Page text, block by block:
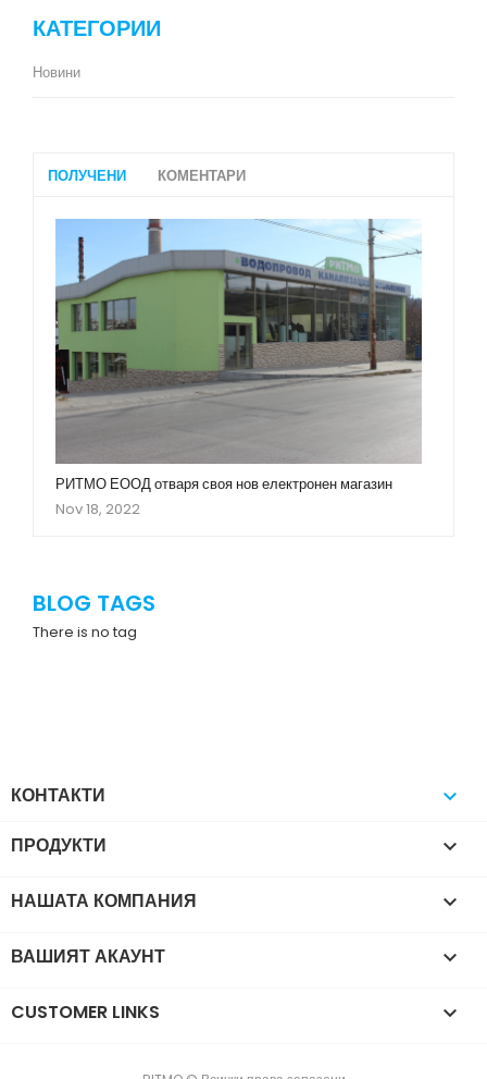
КАТЕГОРИИ
Новини
ПОЛУЧЕНИ КОМЕНТАРИ
РИТМО ЕООД отваря своя нов електронен магазин
Nov 18, 2022
BLOG TAGS
There is no tag
КОНТАКТИ 
ПРОДУКТИ 
НАШАТА КОМПАНИЯ 
ВАШИЯТ АКАУНТ 
CUSTOMER LINKS 